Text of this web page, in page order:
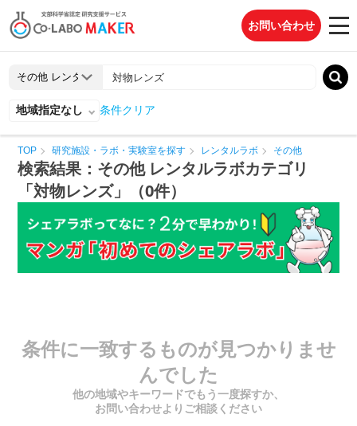
お問い合わせ
地域指定なし 条件クリア
TOP 研究施設・ラボ・実験室を探す レンタルラボ その他
検索結果：その他 レンタルラボカテゴリ
「対物レンズ」（0件）
条件に一致するものが見つかりませ
んでした
他の地域やキーワードでもう一度探すか、
お問い合わせよりご相談ください